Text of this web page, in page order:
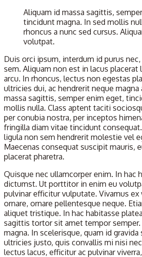
Aliquam id massa sagittis,
tincidunt magna. In sed mollis
rhoncus a nunc sed cursus.
volutpat.
Duis orci ipsum, interdum id purus
sem. Aliquam non est in lacus placerat
arcu. In rhoncus, lectus non egestas
ultricies dui, ac hendrerit neque
massa sagittis, semper enim eget,
mollis nulla. Class aptent taciti
per conubia nostra, per inceptos
fringilla diam vitae tincidunt
ligula non sem hendrerit molestie vel
Maecenas consequat suscipit mauris,
placerat pharetra.
Quisque nec ullamcorper enim. In hac
dictumst. Ut porttitor in enim eu
pulvinar efficitur vulputate. Vivamus
ornare, ornare pellentesque neque.
aliquet tristique. In hac habitasse
sagittis tortor sit amet tempor semper.
magna. In scelerisque, quam id
ultricies justo, quis convallis mi nisi
lectus lacus, efficitur ac pulvinar